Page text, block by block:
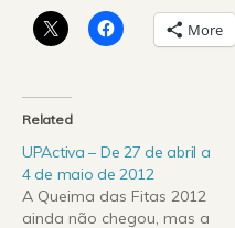
More
Related
UPActiva – De 27 de abril a
4 de maio de 2012
A Queima das Fitas 2012
ainda não chegou, mas a